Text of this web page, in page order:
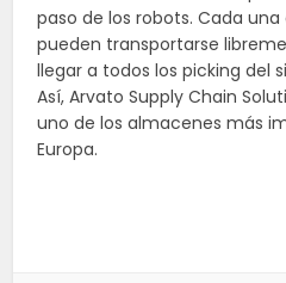
paso de los robots. Cada
pueden transportarse
llegar a todos los picking del
Así, Arvato Supply Chain
uno de los almacenes más
Europa.